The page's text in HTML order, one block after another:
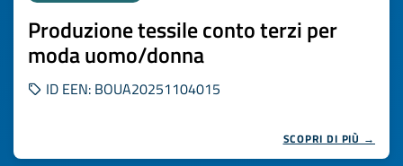
Produzione tessile conto terzi per
moda uomo/donna
ID EEN: BOUA20251104015
SCOPRI DI PIÙ →